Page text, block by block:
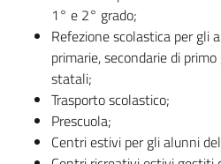
1° e 2° grado;
Refezione scolastica per gli
primarie, secondarie di
statali;
Trasporto scolastico;
Prescuola;
Centri estivi per gli alunni